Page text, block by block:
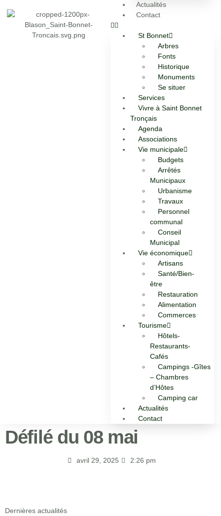
Actualités
Contact
St Bonnet
Arbres
Fonts
Historique
Monuments
Se situer
Services
Vivre à Saint Bonnet
Tronçais
Agenda
Associations
Vie municipale
Budgets
Arrêtés
Municipaux
Urbanisme
Travaux
Personnel
communal
Conseil
Municipal
Vie économique
Artisans
Santé/Bien-
être
Restauration
Alimentation
Commerces
Tourisme
Hôtels-
Restaurants-
Cafés
Campings -Gîtes
– Chambres
d’Hôtes
Camping car
Actualités
Contact
Défilé du 08 mai
avril 29, 2025 2:26 pm
Dernières actualités